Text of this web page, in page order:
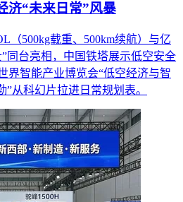
济“未来日常”风暴
（500kg载重、500km续航）与亿
同台亮相，中国铁塔展示低空安全
智能产业博览会“低空经济与智
”从科幻片拉进日常规划表。